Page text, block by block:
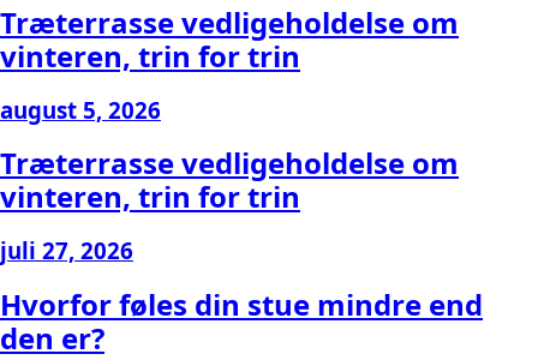
Træterrasse vedligeholdelse om
vinteren, trin for trin
august 5, 2026
Træterrasse vedligeholdelse om
vinteren, trin for trin
juli 27, 2026
Hvorfor føles din stue mindre end
den er?